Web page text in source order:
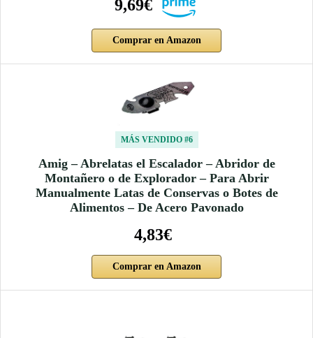
9,69€
Comprar en Amazon
MÁS VENDIDO #6
Amig – Abrelatas el Escalador – Abridor de
Montañero o de Explorador – Para Abrir
Manualmente Latas de Conservas o Botes de
Alimentos – De Acero Pavonado
4,83€
Comprar en Amazon